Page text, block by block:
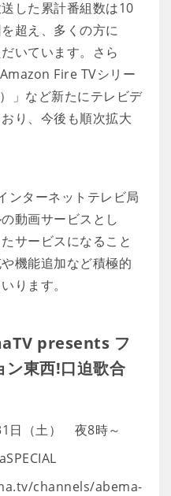
した累計番組数は10
超え、多くの方に
いています。さら
Fire TVシリー
」など新たにテレビデ
り、今後も順次拡大
ンターネットテレビ局
動画サービスとし
サービスになること
機能追加など積極的
ります。
presents フ
ン東西!口迫歌合
日（土） 夜8時～
channels/abema-